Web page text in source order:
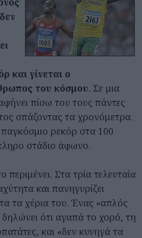
και γίνεται ο
του κόσμου. Σε μια
πίσω του τους πάντες
σπάζοντας τα χρονόμετρα.
ρεκόρ στα 100
στάδιο άφωνο.
περιμένει. Στα τρία τελευταία
και πανηγυρίζει
τα χέρια του. Ένας «απλός
ότι αγαπά το χορό, τη
και «δεν κυνηγά τα